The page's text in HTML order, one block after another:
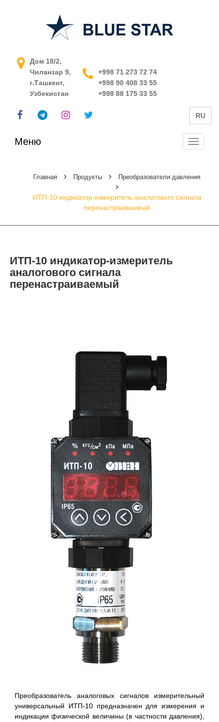
АСУ ТП в Узбекистане
Дом 18/2,
Чиланзар 9,
г.Ташкент,
Узбекистан
+998 71 273 72 74
+998 90 408 33 55
+998 88 175 33 55
RU
Меню
Главная Продукты Преобразователи давления
ИТП-10 индикатор-измеритель аналогового сигнала
перенастраиваемый
ИТП-10 индикатор-измеритель
аналогового сигнала
перенастраиваемый
Преобразователь аналоговых сигналов измерительный
универсальный ИТП-10 предназначен для измерения и
индикации физической величины (в частности давления),